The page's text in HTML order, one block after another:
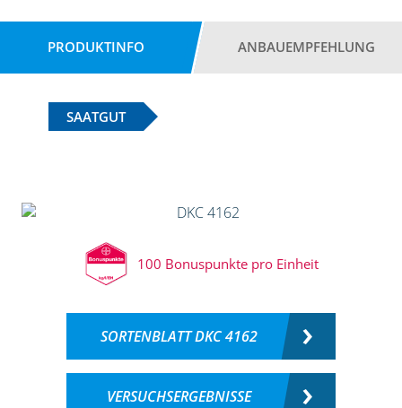
PRODUKTINFO ANBAUEMPFEHLUNG
SAATGUT
100 Bonuspunkte pro Einheit
SORTENBLATT DKC 4162
VERSUCHSERGEBNISSE